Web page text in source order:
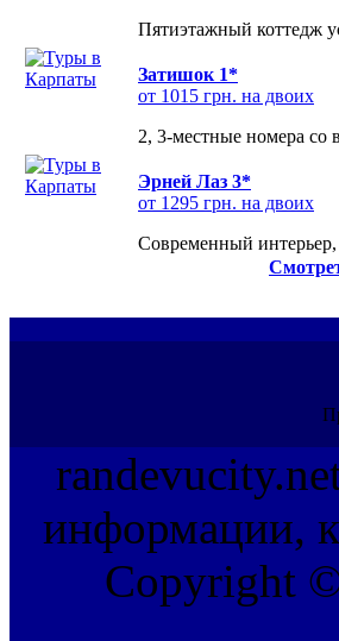
Пятиэтажный коттедж
Затишок 1*
от 1015 грн. на двоих
2, 3-местные номера
Эрней Лаз 3*
от 1295 грн. на двоих
Современный интерьер,
информации,
Copyright